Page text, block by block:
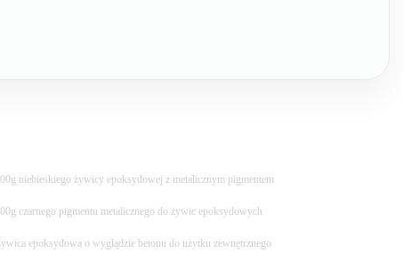
niebieskiego żywicy epoksydowej z metalicznym pigmentem
czarnego pigmentu metalicznego do żywic epoksydowych
epoksydowa o wyglądzie betonu do użytku zewnętrznego